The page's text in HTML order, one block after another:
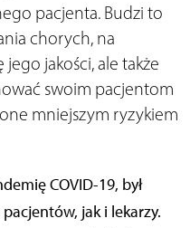
pacjenta. Budzi to
chorych, na
jakości, ale także
swoim pacjentom
mniejszym ryzykiem
COVID-19, był
jak i lekarzy.